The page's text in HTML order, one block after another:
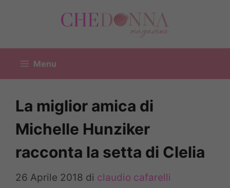
Menu
La miglior amica di
Michelle Hunziker
racconta la setta di Clelia
26 Aprile 2018 di claudio cafarelli